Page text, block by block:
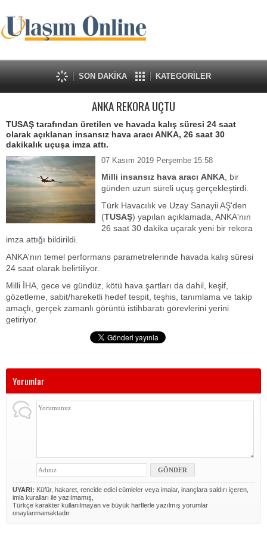
SON DAKİKA KATEGORİLER
ANKA REKORA UÇTU
TUSAŞ tarafından üretilen ve havada kalış süresi 24 saat
olarak açıklanan insansız hava aracı ANKA, 26 saat 30
dakikalık uçuşa imza attı.
07 Kasım 2019 Perşembe 15:58
Milli insansız hava aracı ANKA , bir
günden uzun süreli uçuş gerçekleştirdi.
Türk Havacılık ve Uzay Sanayii AŞ'den
(TUSAŞ) yapılan açıklamada, ANKA'nın
26 saat 30 dakika uçarak yeni bir rekora
imza attığı bildirildi.
ANKA'nın temel performans parametrelerinde havada kalış süresi
24 saat olarak belirtiliyor.
Milli İHA, gece ve gündüz, kötü hava şartları da dahil, keşif,
gözetleme, sabit/hareketli hedef tespit, teşhis, tanımlama ve takip
amaçlı, gerçek zamanlı görüntü istihbaratı görevlerini yerini
getiriyor.
Yorumlar
UYARI: Küfür, hakaret, rencide edici cümleler veya imalar, inançlara saldırı içeren,
imla kuralları ile yazılmamış,
Türkçe karakter kullanılmayan ve büyük harflerle yazılmış yorumlar
onaylanmamaktadır.